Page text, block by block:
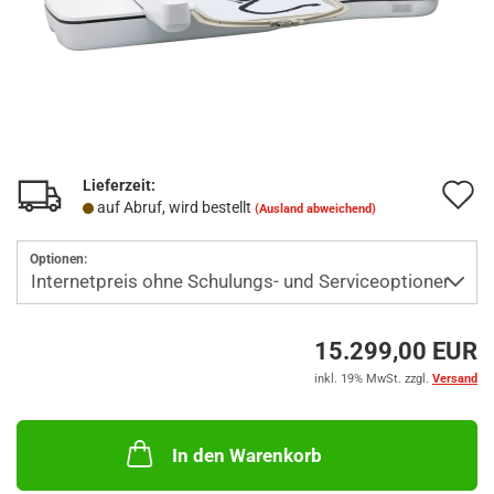
Lieferzeit:
auf Abruf, wird bestellt (Ausland abweichend)
Optionen:
15.299,00 EUR
inkl. 19% MwSt. zzgl. Versand
In den Warenkorb